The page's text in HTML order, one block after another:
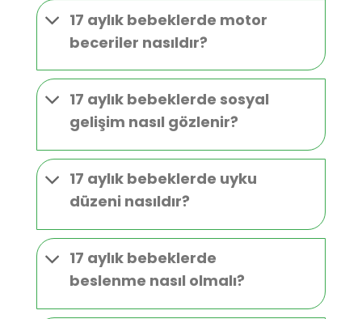
17 aylık bebeklerde motor
beceriler nasıldır?
17 aylık bebeklerde sosyal
gelişim nasıl gözlenir?
17 aylık bebeklerde uyku
düzeni nasıldır?
17 aylık bebeklerde
beslenme nasıl olmalı?